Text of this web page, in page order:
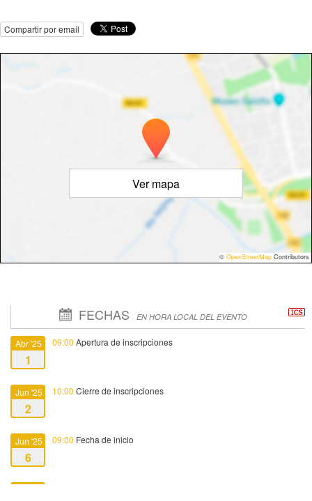
Compartir por email
Ver mapa
© OpenStreetMap Contributors
FECHAS EN HORA LOCAL DEL EVENTO
Abr '25
1
09:00 Apertura de inscripciones
Jun '25
2
10:00 Cierre de inscripciones
Jun '25
6
09:00 Fecha de inicio